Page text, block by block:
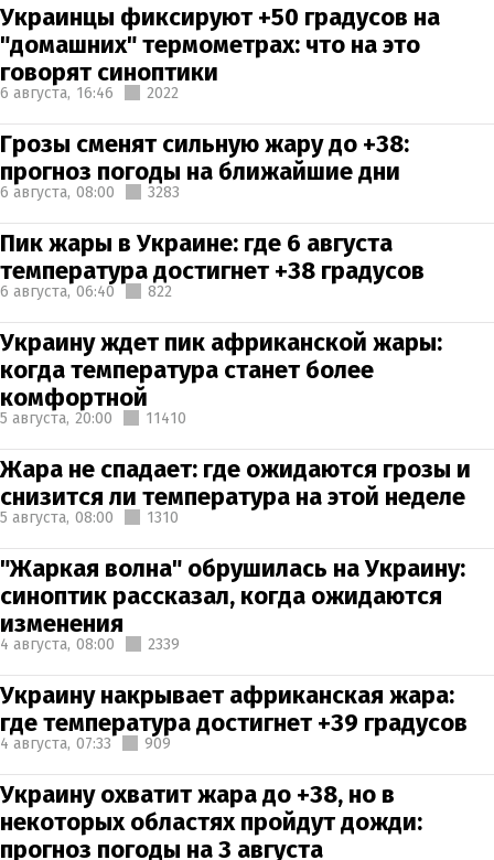
Украинцы фиксируют +50 градусов на
"домашних" термометрах: что на это
говорят синоптики
6 августа, 16:46 2022
Грозы сменят сильную жару до +38:
прогноз погоды на ближайшие дни
6 августа, 08:00 3283
Пик жары в Украине: где 6 августа
температура достигнет +38 градусов
6 августа, 06:40 822
Украину ждет пик африканской жары:
когда температура станет более
комфортной
5 августа, 20:00 11410
Жара не спадает: где ожидаются грозы и
снизится ли температура на этой неделе
5 августа, 08:00 1310
"Жаркая волна" обрушилась на Украину:
синоптик рассказал, когда ожидаются
изменения
4 августа, 08:00 2339
Украину накрывает африканская жара:
где температура достигнет +39 градусов
4 августа, 07:33 909
Украину охватит жара до +38, но в
некоторых областях пройдут дожди:
прогноз погоды на 3 августа